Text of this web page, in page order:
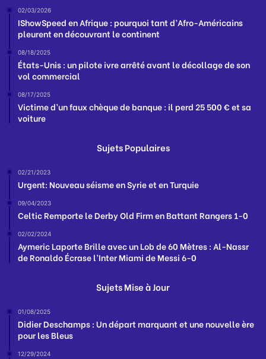
02/03/2026
IShowSpeed en Afrique : pourquoi tant d’Afro-Américains
pleurent en découvrant le continent
08/18/2025
États-Unis : un pilote ivre arrêté avant le décollage de son
vol commercial
08/17/2025
Victime d’un faux chèque de banque : il perd 25 500 € et sa
voiture
Sujets Populaires
02/21/2023
Urgent: Nouveau séisme en Syrie et en Turquie
09/04/2023
Celtic Remporte le Derby Old Firm en Battant Rangers 1-0
02/02/2024
Aymeric Laporte Brille avec un Lob de 60 Mètres : Al-Nassr
de Ronaldo Écrase l’Inter Miami de Messi 6-0
Sujets Mise à Jour
01/08/2025
Didier Deschamps : Un départ marquant et une nouvelle ère
pour les Bleus
12/29/2024